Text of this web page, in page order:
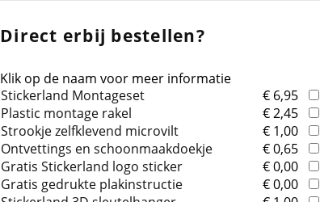
Direct erbij bestellen?
Klik op de naam voor meer informatie
Stickerland Montageset
€ 6,95
Plastic montage rakel
€ 2,45
Strookje zelfklevend microvilt
€ 1,00
Ontvettings en schoonmaakdoekje
€ 0,65
Gratis Stickerland logo sticker
€ 0,00
Gratis gedrukte plakinstructie
€ 0,00